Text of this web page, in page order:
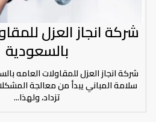
شركة انجاز العزل
بالسعودية
شركة انجاز العزل للمقاولات العامه
سلامة المباني يبدأ من معالجة
تزداد، ولهذا...